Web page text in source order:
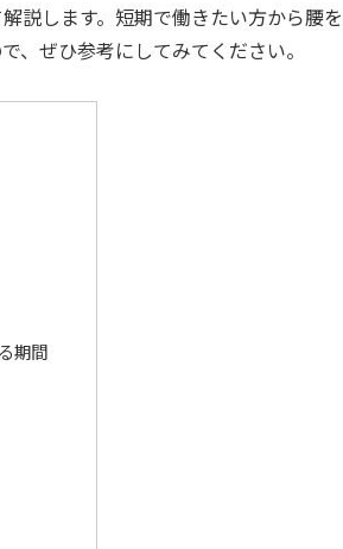
説します。短期で働きたい方から腰を
、ぜひ参考にしてみてください。
期間